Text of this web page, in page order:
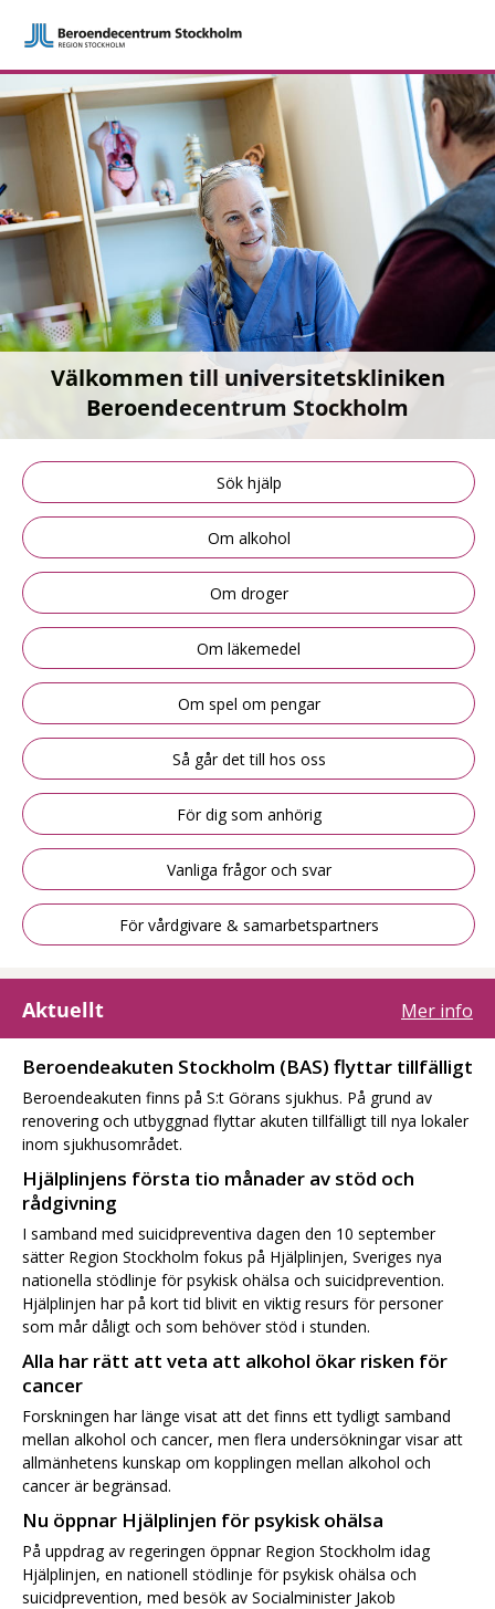
Välkommen till universitetskliniken
Beroendecentrum Stockholm
Sök hjälp
Om alkohol
Om droger
Om läkemedel
Om spel om pengar
Så går det till hos oss
För dig som anhörig
Vanliga frågor och svar
För vårdgivare & samarbetspartners
Aktuellt Mer info
Beroendeakuten Stockholm (BAS) flyttar tillfälligt
Beroendeakuten finns på S:t Görans sjukhus. På grund av
renovering och utbyggnad flyttar akuten tillfälligt till nya lokaler
inom sjukhusområdet.
Hjälplinjens första tio månader av stöd och
rådgivning
I samband med suicidpreventiva dagen den 10 september
sätter Region Stockholm fokus på Hjälplinjen, Sveriges nya
nationella stödlinje för psykisk ohälsa och suicidprevention.
Hjälplinjen har på kort tid blivit en viktig resurs för personer
som mår dåligt och som behöver stöd i stunden.
Alla har rätt att veta att alkohol ökar risken för
cancer
Forskningen har länge visat att det finns ett tydligt samband
mellan alkohol och cancer, men flera undersökningar visar att
allmänhetens kunskap om kopplingen mellan alkohol och
cancer är begränsad.
Nu öppnar Hjälplinjen för psykisk ohälsa
På uppdrag av regeringen öppnar Region Stockholm idag
Hjälplinjen, en nationell stödlinje för psykisk ohälsa och
suicidprevention, med besök av Socialminister Jakob